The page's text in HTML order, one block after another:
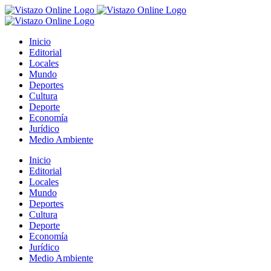
Saltar
al
Inicio
Editorial
Locales
Mundo
Deportes
Cultura
Deporte
Economía
Jurídico
Medio Ambiente
Inicio
Editorial
Locales
Mundo
Deportes
Cultura
Deporte
Economía
Jurídico
Medio Ambiente